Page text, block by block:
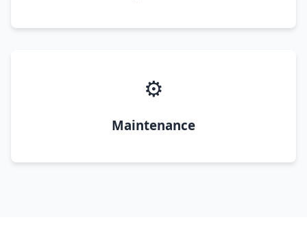
⚙️
Maintenance